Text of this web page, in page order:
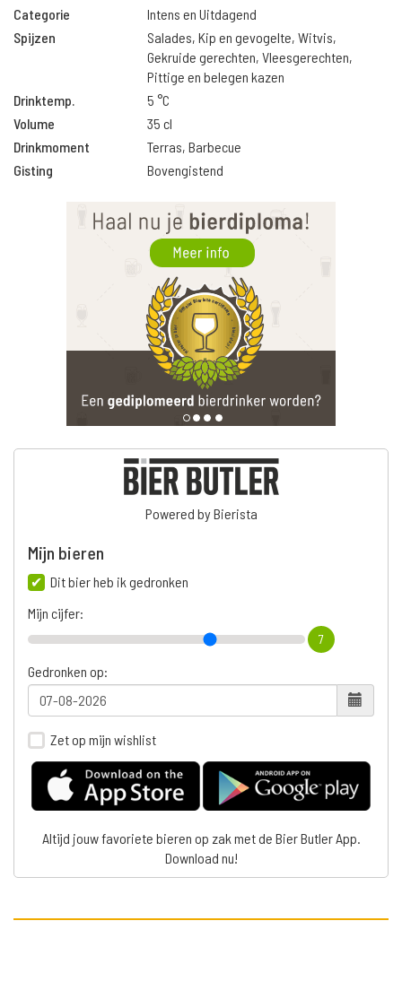
Categorie
Intens en Uitdagend
Spijzen
Salades, Kip en gevogelte, Witvis,
Gekruide gerechten, Vleesgerechten,
Pittige en belegen kazen
Drinktemp.
5 °C
Volume
35 cl
Drinkmoment
Terras, Barbecue
Gisting
Bovengistend
Powered by Bierista
Mijn bieren
Dit bier heb ik gedronken
Mijn cijfer:
7
Gedronken op:
Zet op mijn wishlist
Altijd jouw favoriete bieren op zak met de Bier Butler App.
Download nu!